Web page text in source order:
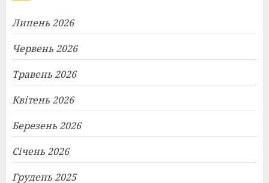
Липень 2026
Червень 2026
Травень 2026
Квітень 2026
Березень 2026
Січень 2026
Грудень 2025